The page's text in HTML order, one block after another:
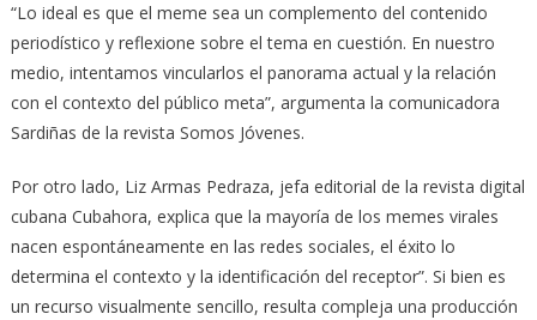
“Lo ideal es que el meme sea un complemento del contenido
periodístico y reflexione sobre el tema en cuestión. En nuestro
medio, intentamos vincularlos el panorama actual y la relación
con el contexto del público meta”, argumenta la comunicadora
Sardiñas de la revista Somos Jóvenes.
Por otro lado, Liz Armas Pedraza, jefa editorial de la revista digital
cubana Cubahora, explica que la mayoría de los memes virales
nacen espontáneamente en las redes sociales, el éxito lo
determina el contexto y la identificación del receptor”. Si bien es
un recurso visualmente sencillo, resulta compleja una producción